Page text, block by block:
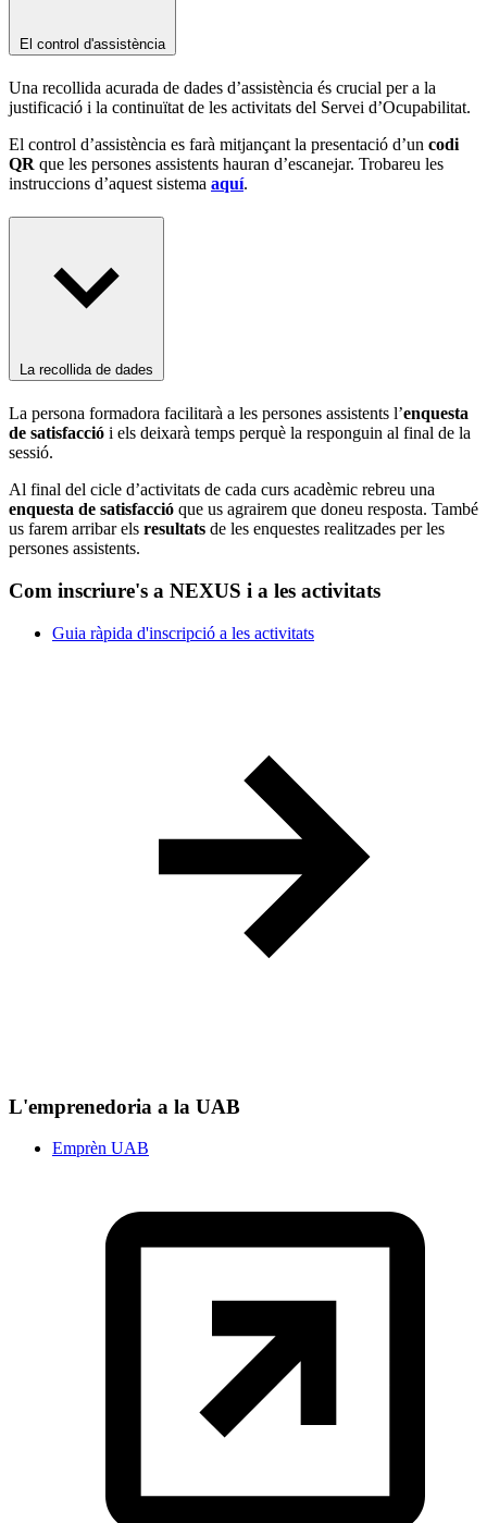
El control d'assistència
Una recollida acurada de dades d’assistència és crucial per a la
justificació i la continuïtat de les activitats del Servei d’Ocupabilitat.
El control d’assistència es farà mitjançant la presentació d’un codi
QR que les persones assistents hauran d’escanejar. Trobareu les
instruccions d’aquest sistema aquí.
La recollida de dades
La persona formadora facilitarà a les persones assistents l’enquesta
de satisfacció i els deixarà temps perquè la responguin al final de la
sessió.
Al final del cicle d’activitats de cada curs acadèmic rebreu una
enquesta de satisfacció que us agrairem que doneu resposta. També
us farem arribar els resultats de les enquestes realitzades per les
persones assistents.
Com inscriure's a NEXUS i a les activitats
Guia ràpida d'inscripció a les activitats
L'emprenedoria a la UAB
Emprèn UAB